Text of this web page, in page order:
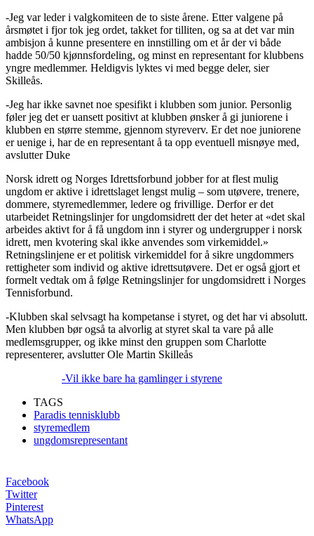
-Jeg var leder i valgkomiteen de to siste årene. Etter valgene på
årsmøtet i fjor tok jeg ordet, takket for tilliten, og sa at det var min
ambisjon å kunne presentere en innstilling om et år der vi både
hadde 50/50 kjønnsfordeling, og minst en representant for klubbens
yngre medlemmer. Heldigvis lyktes vi med begge deler, sier
Skilleås.
-Jeg har ikke savnet noe spesifikt i klubben som junior. Personlig
føler jeg det er uansett positivt at klubben ønsker å gi juniorene i
klubben en større stemme, gjennom styreverv. Er det noe juniorene
er uenige i, har de en representant å ta opp eventuell misnøye med,
avslutter Duke
Norsk idrett og Norges Idrettsforbund jobber for at flest mulig
ungdom er aktive i idrettslaget lengst mulig – som utøvere, trenere,
dommere, styremedlemmer, ledere og frivillige. Derfor er det
utarbeidet Retningslinjer for ungdomsidrett der det heter at «det skal
arbeides aktivt for å få ungdom inn i styrer og undergrupper i norsk
idrett, men kvotering skal ikke anvendes som virkemiddel.»
Retningslinjene er et politisk virkemiddel for å sikre ungdommers
rettigheter som individ og aktive idrettsutøvere. Det er også gjort et
formelt vedtak om å følge Retningslinjer for ungdomsidrett i Norges
Tennisforbund.
-Klubben skal selvsagt ha kompetanse i styret, og det har vi absolutt.
Men klubben bør også ta alvorlig at styret skal ta vare på alle
medlemsgrupper, og ikke minst den gruppen som Charlotte
representerer, avslutter Ole Martin Skilleås
-Vil ikke bare ha gamlinger i styrene
TAGS
Paradis tennisklubb
styremedlem
ungdomsrepresentant
Facebook
Twitter
Pinterest
WhatsApp